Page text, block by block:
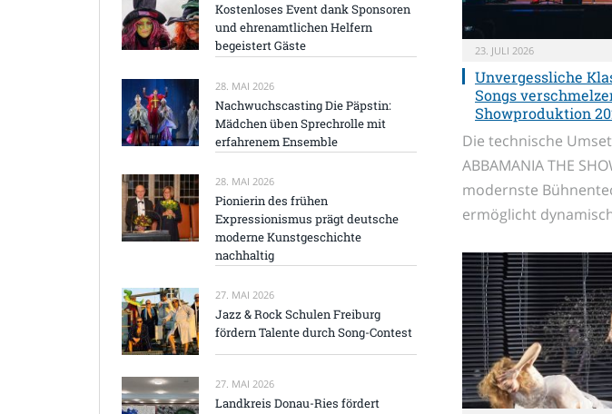
23. JULI 2026
Unvergessliche
Songs
Showproduktion
Die technische
ABBAMANIA THE
modernste
ermöglicht
Kostenloses Event dank Sponsoren
und ehrenamtlichen Helfern
begeistert Gäste
28. MAI 2026
Nachwuchscasting Die Päpstin:
Mädchen üben Sprechrolle mit
erfahrenem Ensemble
28. MAI 2026
Pionierin des frühen
Expressionismus prägt deutsche
moderne Kunstgeschichte
nachhaltig
27. MAI 2026
Jazz & Rock Schulen Freiburg
fördern Talente durch Song-Contest
27. MAI 2026
Landkreis Donau-Ries fördert